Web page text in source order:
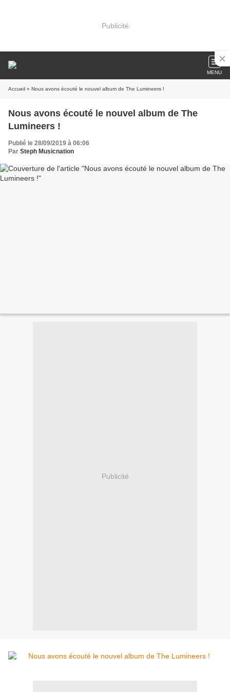
Publicité
MENU
Accueil » Nous avons écouté le nouvel album de The Lumineers !
Nous avons écouté le nouvel album de The
Lumineers !
Publié le 28/09/2019 à 06:06
Par Steph Musicnation
Publicité